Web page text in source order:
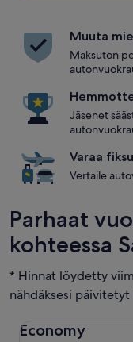
Muuta
Maksuton
Jäsenet
Varaa
Vertaile
Parhaat
kohteessa
* Hinnat löydetty
nähdäksesi päivitetyt
Economy